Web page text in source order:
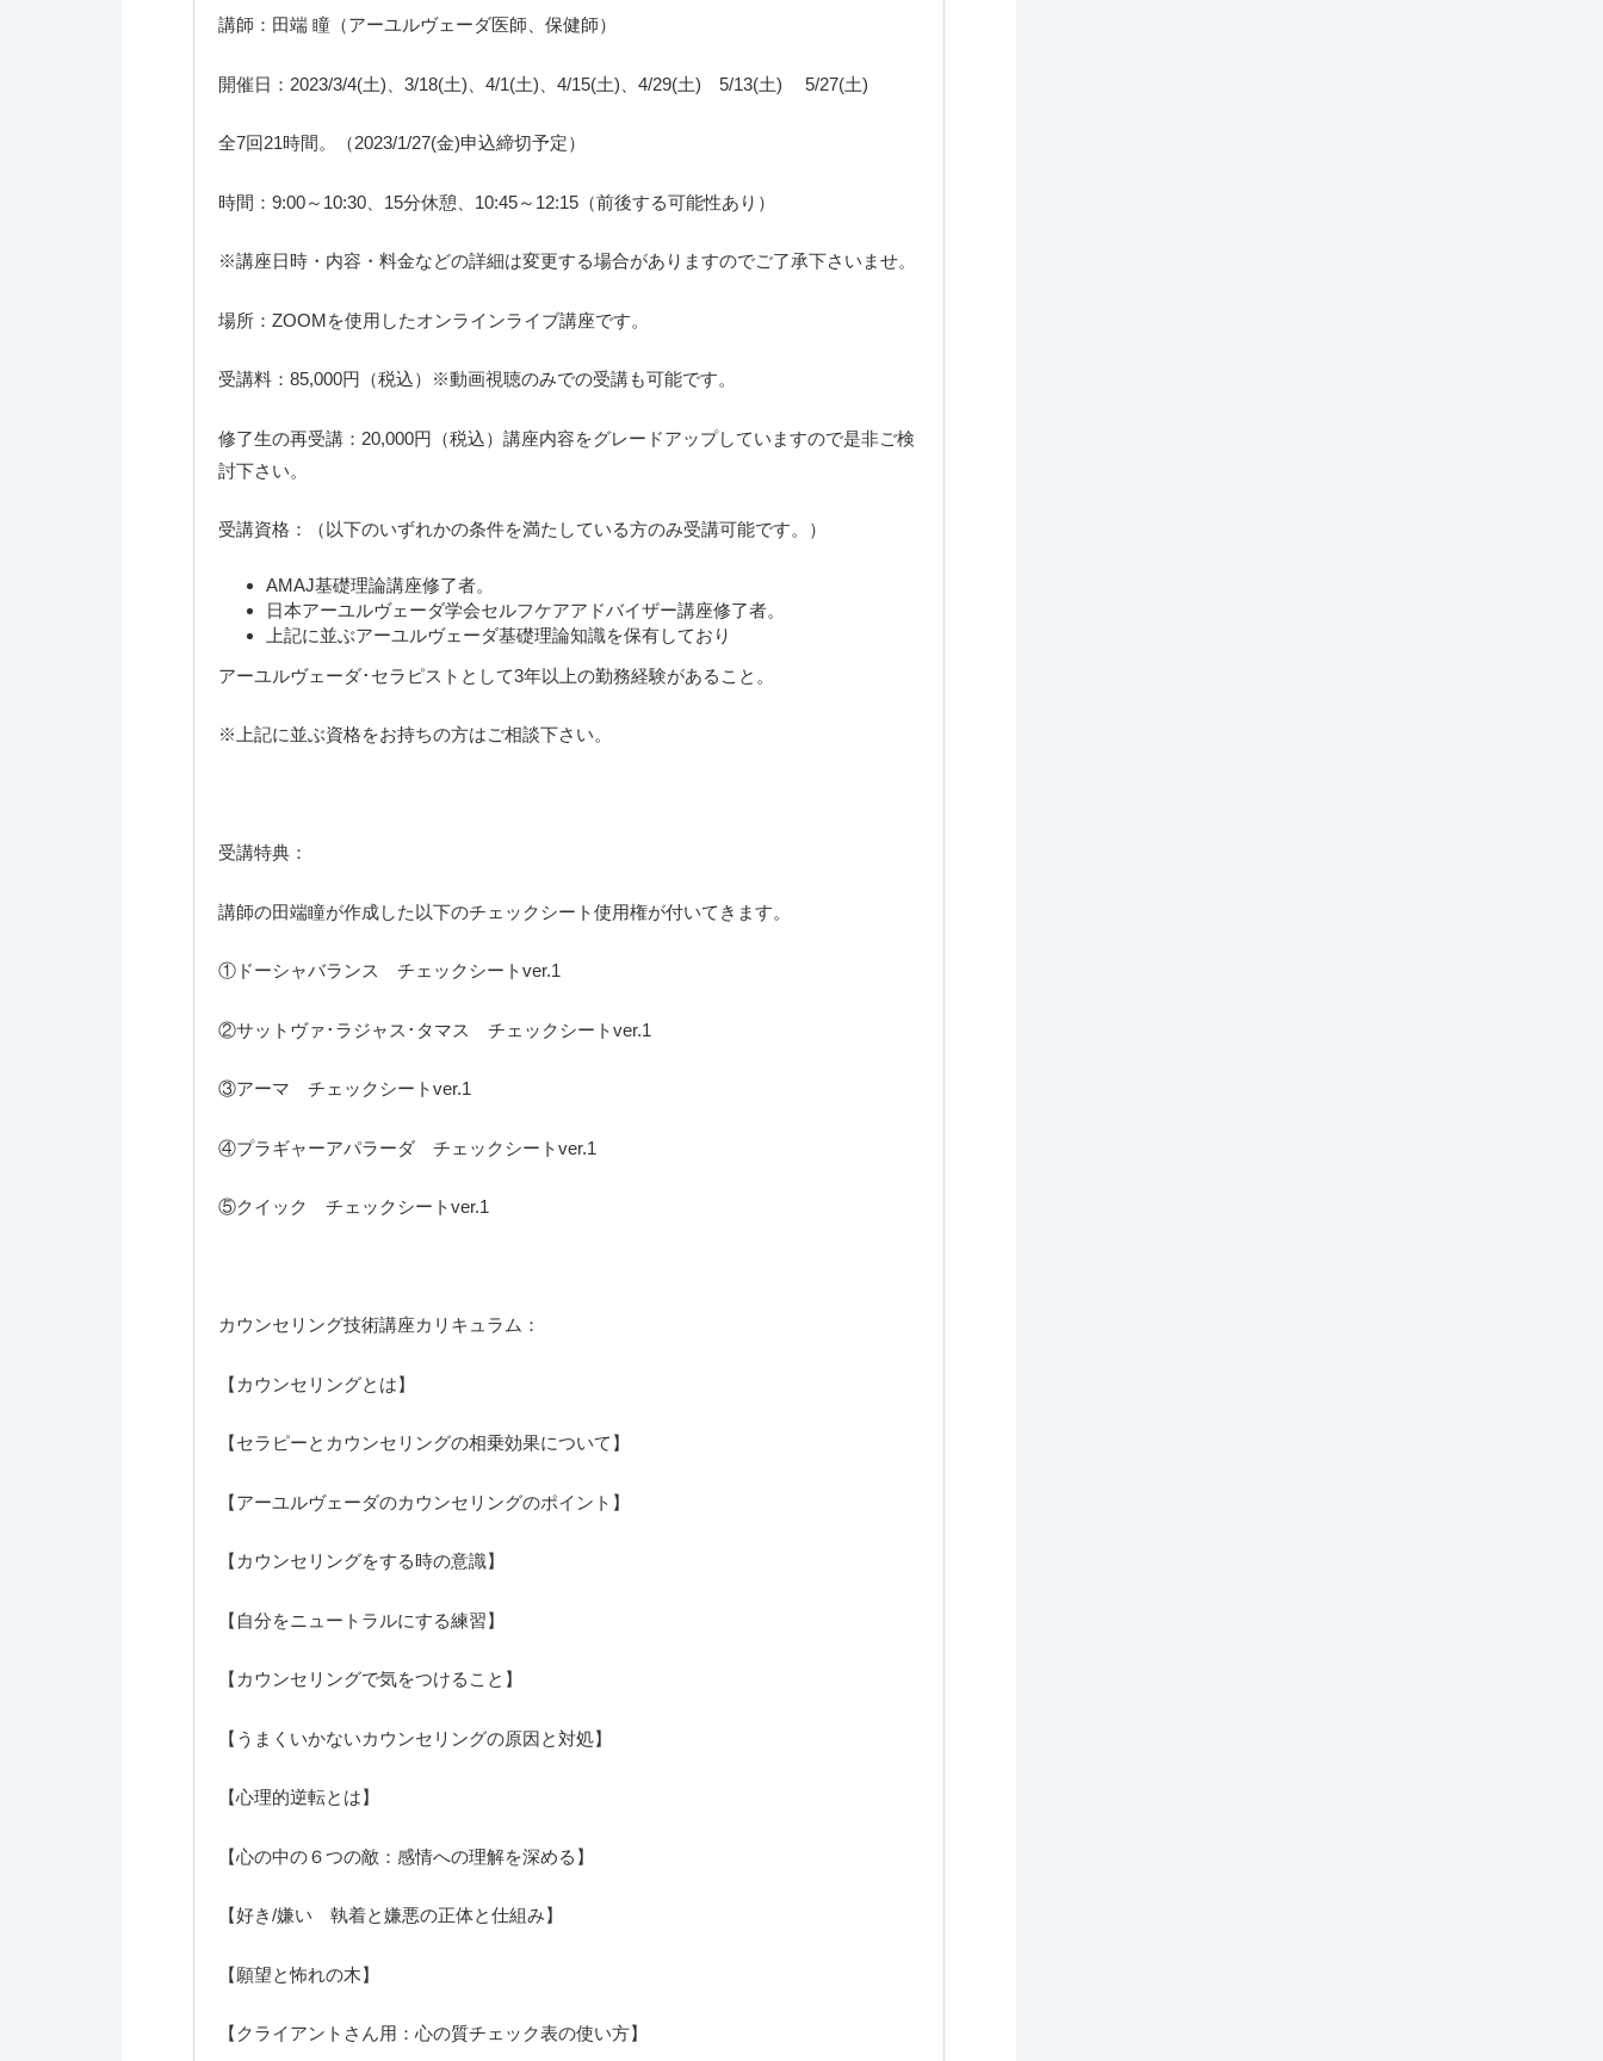
講師：田端 瞳（アーユルヴェーダ医師、保健師）
開催日：2023/3/4(土)、3/18(土)、4/1(土)、4/15(土)、4/29(土) 5/13(土) 5/27(土)
全7回21時間。（2023/1/27(金)申込締切予定）
時間：9:00～10:30、15分休憩、10:45～12:15（前後する可能性あり）
※講座日時・内容・料金などの詳細は変更する場合がありますのでご了承下さいませ。
場所：ZOOMを使用したオンラインライブ講座です。
受講料：85,000円（税込）※動画視聴のみでの受講も可能です。
修了生の再受講：20,000円（税込）講座内容をグレードアップしていますので是非ご検
討下さい。
受講資格：（以下のいずれかの条件を満たしている方のみ受講可能です。）
AMAJ基礎理論講座修了者。
日本アーユルヴェーダ学会セルフケアアドバイザー講座修了者。
上記に並ぶアーユルヴェーダ基礎理論知識を保有しており
アーユルヴェーダ･セラピストとして3年以上の勤務経験があること。
※上記に並ぶ資格をお持ちの方はご相談下さい。
受講特典：
講師の田端瞳が作成した以下のチェックシート使用権が付いてきます。
①ドーシャバランス チェックシートver.1
②サットヴァ･ラジャス･タマス チェックシートver.1
③アーマ チェックシートver.1
④プラギャーアパラーダ チェックシートver.1
⑤クイック チェックシートver.1
カウンセリング技術講座カリキュラム：
【カウンセリングとは】
【セラピーとカウンセリングの相乗効果について】
【アーユルヴェーダのカウンセリングのポイント】
【カウンセリングをする時の意識】
【自分をニュートラルにする練習】
【カウンセリングで気をつけること】
【うまくいかないカウンセリングの原因と対処】
【心理的逆転とは】
【心の中の６つの敵：感情への理解を深める】
【好き/嫌い 執着と嫌悪の正体と仕組み】
【願望と怖れの木】
【クライアントさん用：心の質チェック表の使い方】